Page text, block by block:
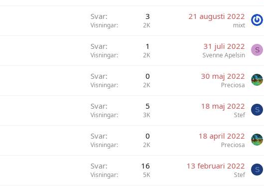
Svar 3
Visningar 2K
21 augusti 2022
mixt
Svar 1
Visningar 2K
31 juli 2022
Svenne Apelsin
S
Svar 0
Visningar 2K
30 maj 2022
Preciosa
Svar 5
Visningar 3K
18 maj 2022
Stef
S
Svar 0
Visningar 2K
18 april 2022
Preciosa
Svar 16
Visningar 5K
13 februari 2022
Stef
S